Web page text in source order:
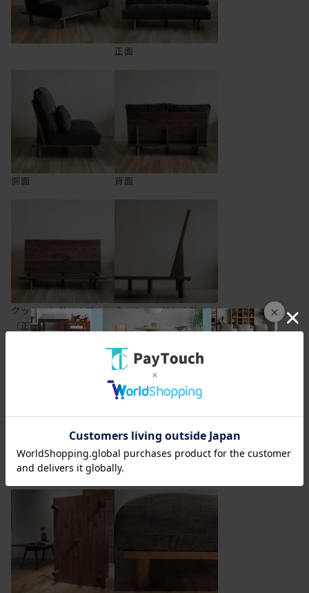
×
正面
側面 背面
クッション外した時
（正面）
クッション外した時
（側面）
クッション
脚を外してのご使用も
可